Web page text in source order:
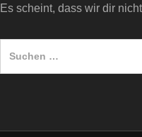
Es scheint, dass wir dir